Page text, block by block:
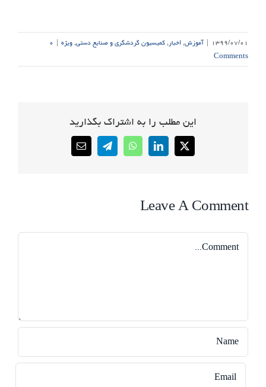
۱۳۹۹/۰۷/۰۱ | آموزش,اخبار,کمیسیون گردشگری و صنایع دستی,ویژه | ۰
Comments
این مطلب را به اشتراک بگذارید
X
LinkedIn
WhatsApp
Telegram
Email
Leave A Comment